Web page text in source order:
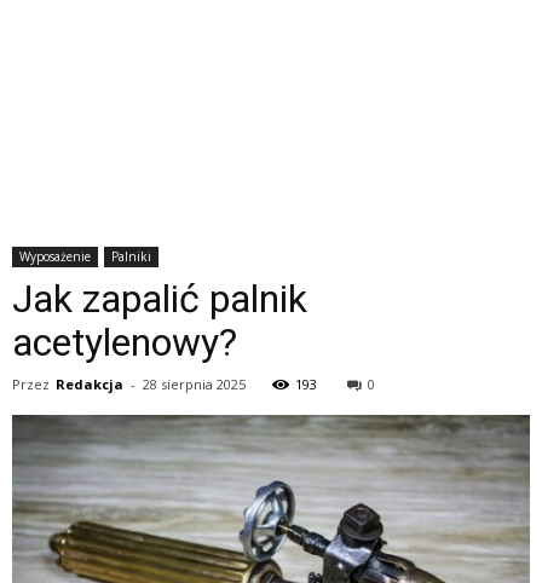
Wyposażenie Palniki
Jak zapalić palnik
acetylenowy?
Przez Redakcja - 28 sierpnia 2025 193 0